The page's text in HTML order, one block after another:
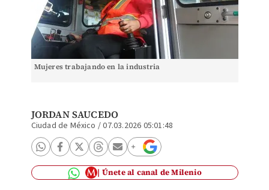
Mujeres trabajando en la industria
JORDAN SAUCEDO
Ciudad de México /07.03.2026 05:01:48
Únete al canal de Milenio